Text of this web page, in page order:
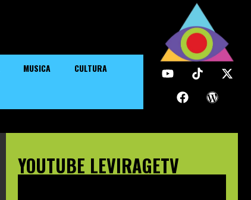
MUSICA CULTURA
YOUTUBE LEVIRAGETV